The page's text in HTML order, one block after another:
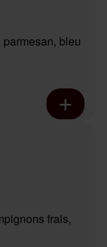
bleu
frais,